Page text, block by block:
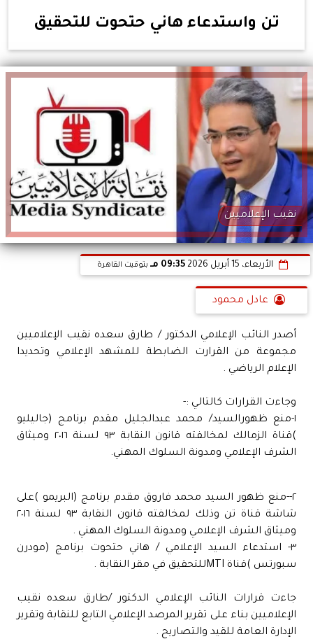
تن واستدعاء هاني حتحوت للتحقيق
نقيب الإعلاميين
الأربعاء، 15 أبريل 2026 09:35 مـ بتوقيت القاهرة
عادل محمود
أصدر النائب الإعلامي الدكتور / طارق سعده نقيب الإعلاميين
مجموعة من القرارت الضابطة للمشهد الإعلامي وتحديدا
الإعلام الرياضي .
وجاءت القرارات كالتالي :-
١-منع ظهورالسيد/ محمد عبدالجليل مقدم برنامج (جاليليو
)قناة الزمالك لمخالفته قانون النقابة ٩٣ لسنة ٢٠١٦ وميثاق
الشرف الإعلامي ومدونة السلوك المهني.
٢--منع ظهور السيد محمد فاروق مقدم برنامج (البريمو )على
شاشة قناة تن وذلك لمخالفته قانون النقابة ٩٣ لسنة ٢٠١٦
وميثاق الشرف الإعلامي ومدونة السلوك المهني .
٣- استدعاء السيد الإعلامي / هاني حتحوت برنامج (مودرن
سبورتس )قناة MTIللتحقيق في مقر النقابة .
جاءت قرارات النائب الإعلامي الدكتور /طارق سعده نقيب
الإعلاميين بناء على تقرير المرصد الإعلامي التابع للنقابة وتقرير
الإدارة العامة للقيد والتصاريح .